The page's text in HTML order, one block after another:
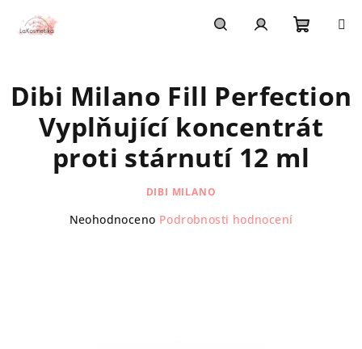
obsah
košík
Dibi Milano Fill Perfection
Vyplňující koncentrát
proti stárnutí 12 ml
DIBI MILANO
Průměrné
Neohodnoceno Podrobnosti hodnocení